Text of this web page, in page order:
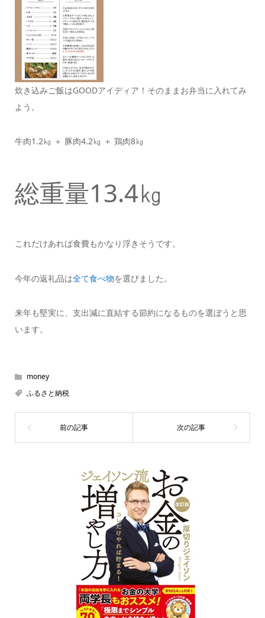
炊き込みご飯はGOODアイディア！そのままお弁当に入れてみ
よう。
牛肉1.2㎏ ＋ 豚肉4.2㎏ ＋ 鶏肉8㎏
総重量13.4㎏
これだけあれば食費もかなり浮きそうです。
今年の返礼品は全て食べ物を選びました。
来年も堅実に、支出減に直結する節約になるものを選ぼうと思
います。
money
ふるさと納税